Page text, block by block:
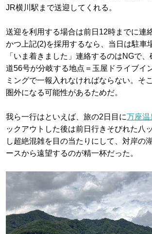
JR横川駅まで送迎してくれる。
送迎を利用する場合は前日12時までに連
かつ上記(2)を採用するなら、当日は駐車
「いま着きました」連絡するのはNGで
道56号が分岐する地点＝玉屋ドライブイ
ミングで一報入れなければならない。そ
圏外になる可能性があるためだ。
我ら一行はといえば、旅の2日目に万座温
ックアウトした後は前日行きそびれた八
し超絶混雑を目の当たりにして、対岸の
ースから遠望するのが精一杯だった。